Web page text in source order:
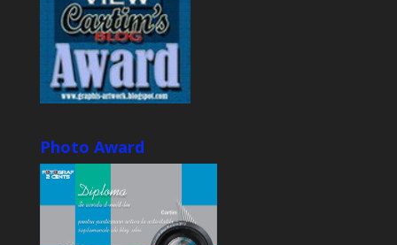
Photo Award